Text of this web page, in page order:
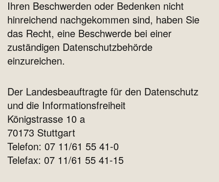
Ihren Beschwerden oder Bedenken nicht
hinreichend nachgekommen sind, haben Sie
das Recht, eine Beschwerde bei einer
zuständigen Datenschutzbehörde
einzureichen.
Der Landesbeauftragte für den Datenschutz
und die Informationsfreiheit
Königstrasse 10 a
70173 Stuttgart
Telefon: 07 11/61 55 41-0
Telefax: 07 11/61 55 41-15